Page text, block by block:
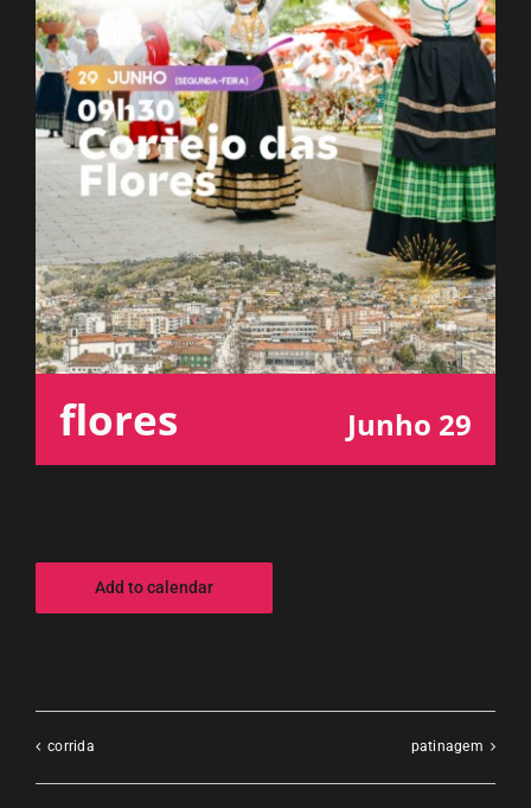
ESPAÇO OUVINTE
A RCP
CONTACTOS
OUVIR
flores Junho 29
Add to calendar
corrida patinagem